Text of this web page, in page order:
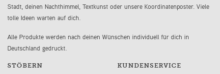
Stadt, deinen Nachthimmel, Textkunst oder unsere Koordinatenposter. Viele
tolle Ideen warten auf dich.
Alle Produkte werden nach deinen Wünschen individuell für dich in
Deutschland gedruckt.
STÖBERN KUNDENSERVICE